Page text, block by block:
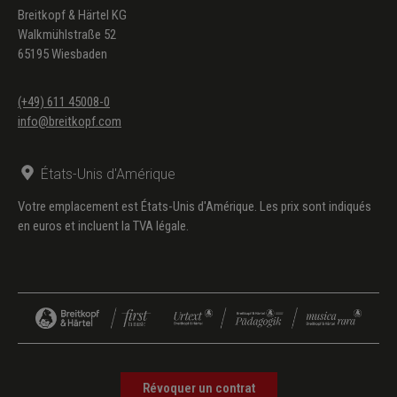
Breitkopf & Härtel KG
Walkmühlstraße 52
65195 Wiesbaden
(+49) 611 45008-0
info@breitkopf.com
États-Unis d'Amérique
Votre emplacement est États-Unis d'Amérique. Les prix sont indiqués
en euros et incluent la TVA légale.
Révoquer un contrat